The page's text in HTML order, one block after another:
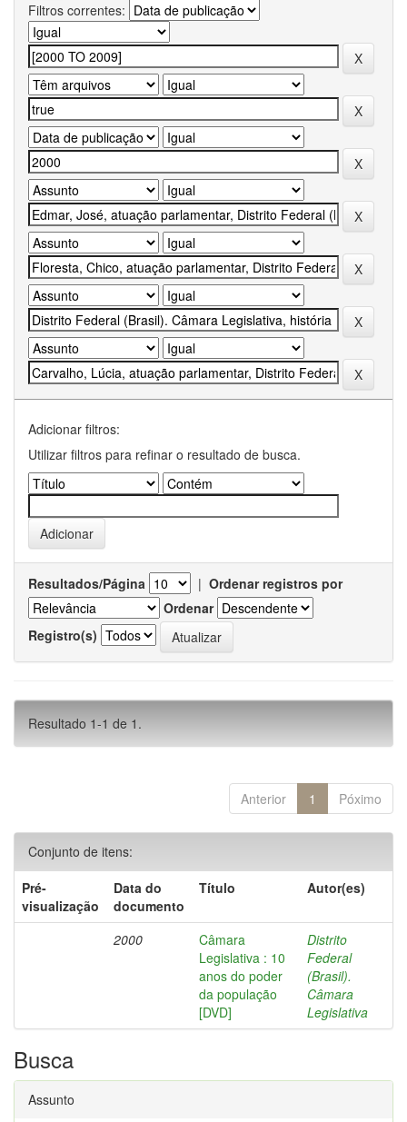
Filtros correntes:
Adicionar filtros:
Utilizar filtros para refinar o resultado de busca.
Resultados/Página | Ordenar registros por
Ordenar
Registro(s)
Resultado 1-1 de 1.
Anterior 1 Póximo
Conjunto de itens:
Pré-
visualização
Data do
documento
Título Autor(es)
2000
Câmara
Legislativa : 10
anos do poder
da população
[DVD]
Distrito
Federal
(Brasil).
Câmara
Legislativa
Busca
Assunto